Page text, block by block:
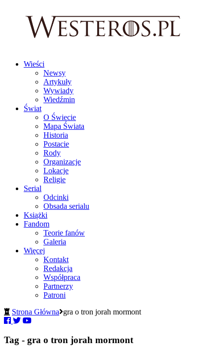
Wieści
Newsy
Artykuły
Wywiady
Wiedźmin
Świat
O Świecie
Mapa Świata
Historia
Postacie
Rody
Organizacje
Lokacje
Religie
Serial
Odcinki
Obsada serialu
Książki
Fandom
Teorie fanów
Galeria
Więcej
Kontakt
Redakcja
Współpraca
Partnerzy
Patroni
Strona Główna gra o tron jorah mormont
Tag - gra o tron jorah mormont